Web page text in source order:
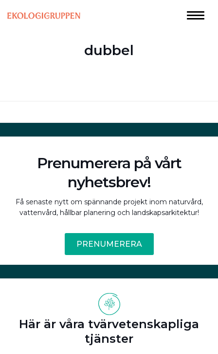
dubbel
Prenumerera på vårt
nyhetsbrev!
Få senaste nytt om spännande projekt inom naturvård,
vattenvård, hållbar planering och landskapsarkitektur!
PRENUMERERA
Här är våra tvärvetenskapliga
tjänster